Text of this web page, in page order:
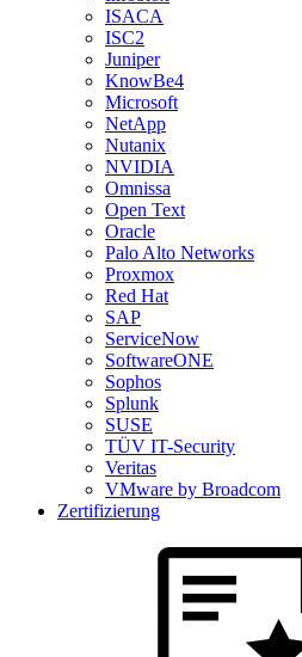
ISACA
ISC2
Juniper
KnowBe4
Microsoft
NetApp
Nutanix
NVIDIA
Omnissa
Open Text
Oracle
Palo Alto Networks
Proxmox
Red Hat
SAP
ServiceNow
SoftwareONE
Sophos
Splunk
SUSE
TÜV IT-Security
Veritas
VMware by Broadcom
Zertifizierung